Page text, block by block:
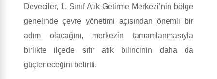
Deveciler, 1. Sınıf Atık Getirme Merkezi’nin bölge
genelinde çevre yönetimi açısından önemli bir
adım olacağını, merkezin tamamlanmasıyla
birlikte ilçede sıfır atık bilincinin daha da
güçleneceğini belirtti.